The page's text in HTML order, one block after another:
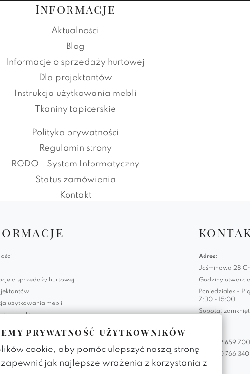
Informacje
Aktualności
Blog
Informacje o sprzedaży hurtowej
Dla projektantów
Instrukcja użytkowania mebli
Tkaniny tapicerskie
Polityka prywatności
Regulamin strony
RODO - System Informatyczny
Status zamówienia
Kontakt
o sprzedaży hurtowej
użytkowania mebli
tapicerskie
prywatności
strony
- System Informatyczny
Adres:
Jaśminowa 28
Godziny
Poniedziałek -
7:00 - 15:00
Sobota:
+48 882 659 700
+48 660 766 340
prywatność użytkowników
cookie, aby pomóc ulepszyć naszą stronę
jak najlepsze wrażenia z korzystania z